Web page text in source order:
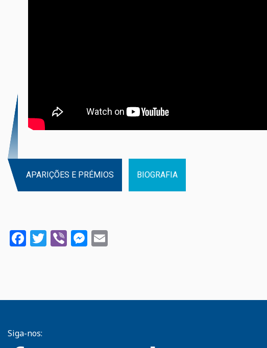
APARIÇÕES E PRÉMIOS BIOGRAFIA
Facebook
Twitter
ViberMessenger
Siga-nos: